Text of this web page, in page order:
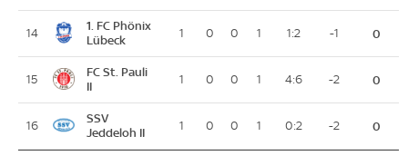
14
1. FC Phönix
Lübeck
1 0 0 1 1:2 -1 0
15
FC St. Pauli
II
1 0 0 1 4:6 -2 0
16
SSV
Jeddeloh II
1 0 0 1 0:2 -2 0